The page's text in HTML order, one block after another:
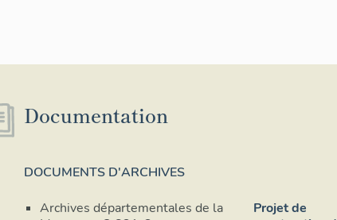
Documentation
DOCUMENTS D'ARCHIVES
Archives départementales de la
Projet de